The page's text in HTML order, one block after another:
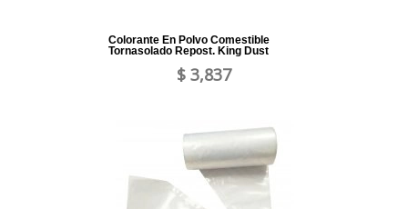
Colorante En Polvo Comestible
Tornasolado Repost. King Dust
$ 3,837